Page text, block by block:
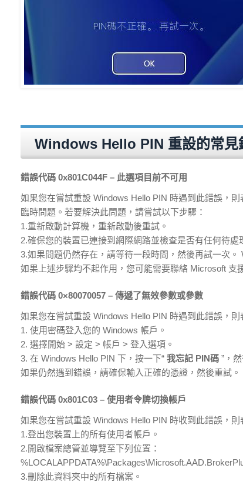
Windows Hello PIN 重設的常見
錯誤代碼 0x801C044F – 此選項目前不可用
如果您在嘗試重設 Windows Hello PIN 時遇到此錯誤，
臨時問題。若要解決此問題，請嘗試以下步驟：
1.重新啟動計算機，重新啟動後重試。
2.確保您的裝置已連接到網際網路並檢查是否有任何待
3.如果問題仍然存在，請等待一段時間，然後再試一次
如果上述步驟均不起作用，您可能需要聯絡 Microsoft 支
錯誤代碼 0×80070057 – 傳遞了無效參數或參數
如果您在嘗試重設 Windows Hello PIN 時遇到此錯誤，
1. 使用密碼登入您的 Windows 帳戶。
2. 選擇開始 > 設定 > 帳戶 > 登入選項。
3. 在 Windows Hello PIN 下，按一下“ 我忘記 PIN碼 ”，
如果仍然遇到錯誤，請確保輸入正確的憑證，然後重試。
錯誤代碼 0x801C03 – 使用者令牌切換帳戶
如果您在嘗試重設 Windows Hello PIN 時收到此錯誤，
1.登出您裝置上的所有使用者帳戶。
2.開啟檔案總管並導覽至下列位置：
3.刪除此資料夾中的所有檔案。